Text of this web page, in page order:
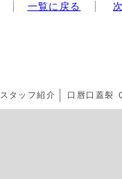
一覧に戻る
スタッフ紹介 口唇口蓋裂